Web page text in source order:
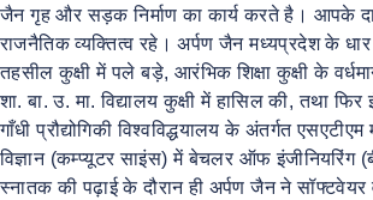
जैन गृह और सड़क निर्माण का कार्य करते है। आपके
राजनैतिक व्यक्तित्व रहे। अर्पण जैन मध्यप्रदेश के
तहसील कुक्षी में पले बड़े, आरंभिक शिक्षा कुक्षी के
शा. बा. उ. मा. विद्यालय कुक्षी में हासिल की, तथा फिर
गाँधी प्रौद्योगिकी विश्वविद्धयालय के अंतर्गत
विज्ञान (कम्प्यूटर साइंस) में बेचलर ऑफ इंजीनियरिंग
स्नातक की पढ़ाई के दौरान ही अर्पण जैन ने सॉफ्टवेयर